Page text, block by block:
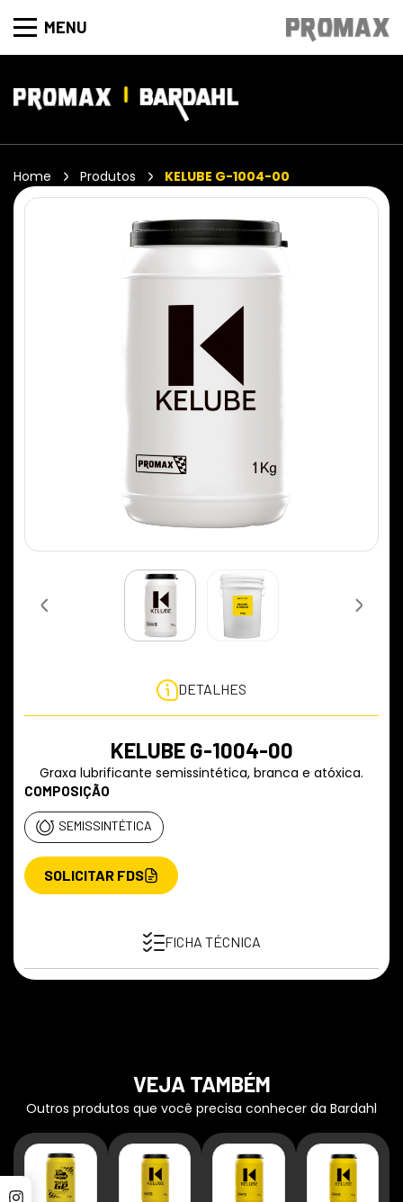
MENU
Home Produtos KELUBE G-1004-00
DETALHES
FICHA TÉCNICA
KELUBE G-1004-00
Graxa lubrificante semissintética, branca e atóxica.
COMPOSIÇÃO
SEMISSINTÉTICA
SOLICITAR FDS
VEJA TAMBÉM
Outros produtos que você precisa conhecer da Bardahl